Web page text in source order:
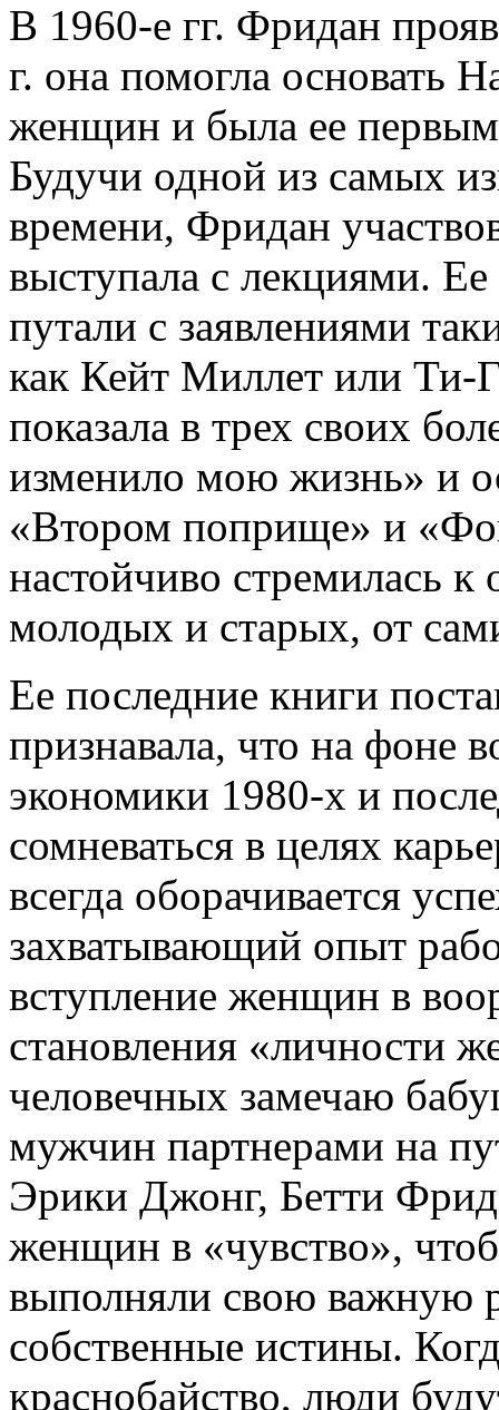
В 1960-е гг. Фридан
г. она помогла основать
женщин и была ее первым
Будучи одной из самых
времени, Фридан
выступала с лекциями.
путали с заявлениями
как Кейт Миллет или Ти-
показала в трех своих
изменило мою жизнь» и
«Втором поприще» и
настойчиво стремилась
молодых и старых, от
Ее последние книги
признавала, что на фоне
экономики 1980-х и
сомневаться в целях
всегда оборачивается
захватывающий опыт
вступление женщин в
становления «личности
человечных замечаю
мужчин партнерами на
Эрики Джонг, Бетти
женщин в «чувство»,
выполняли свою важную
собственные истины.
краснобайство, люди